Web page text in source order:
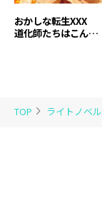
TOP ライトノベル
おかしな転生XXX
道化師たちはこんが